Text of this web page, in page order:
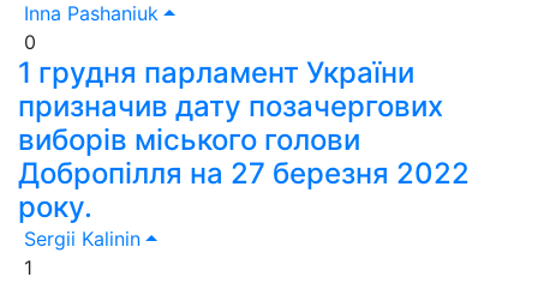
Inna Pashaniuk
0
1 грудня парламент України
призначив дату позачергових
виборів міського голови
Добропілля на 27 березня 2022
року.
Sergii Kalinin
1